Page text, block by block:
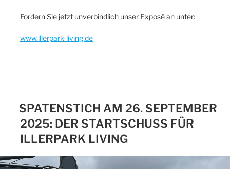
Fordern Sie jetzt unverbindlich unser Exposé an unter:
www.illerpark-living.de
SPATENSTICH AM 26. SEPTEMBER
2025: DER STARTSCHUSS FÜR
ILLERPARK LIVING